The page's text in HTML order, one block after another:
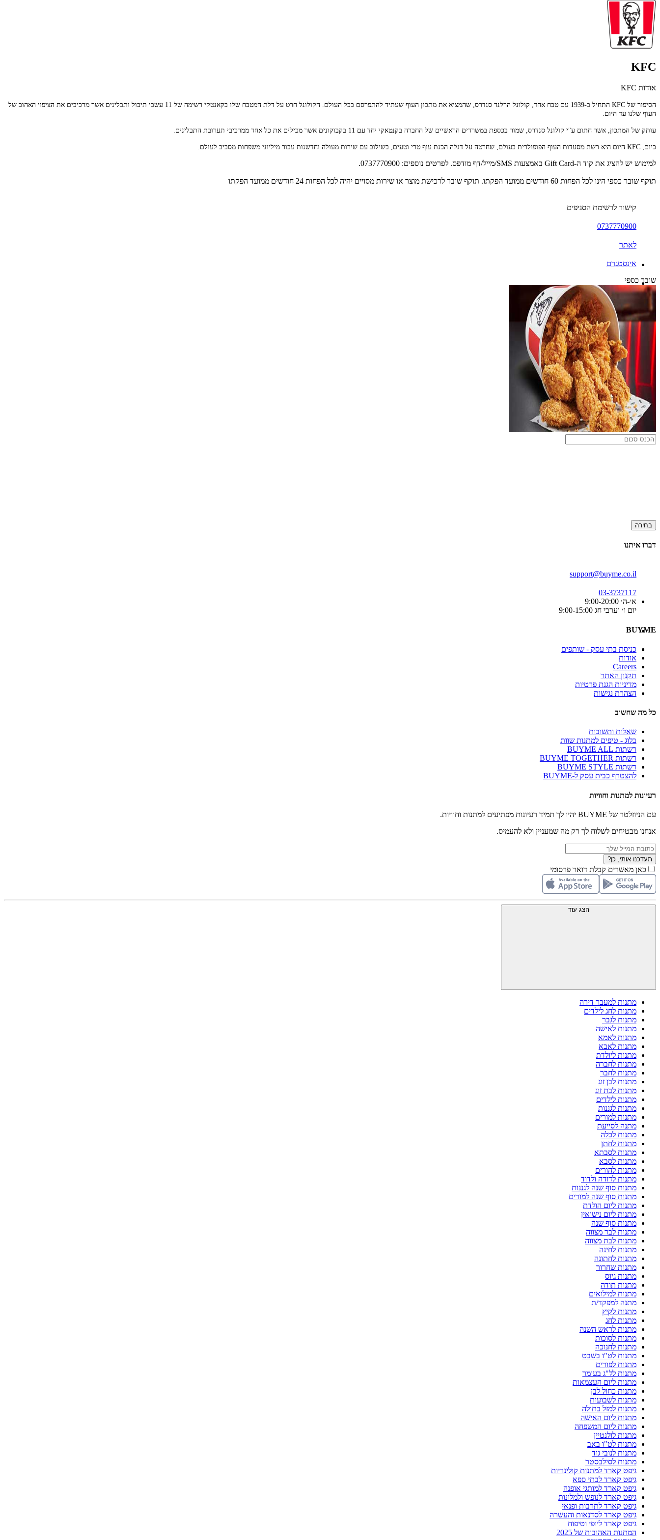
KFC
אודות KFC
הסיפור של KFC התחיל ב-1939 עם טבח אחד, קולונל הרלנד סנדרס, שהמציא את מתכון העוף שעתיד להתפרסם בכל העולם. הקולונל חרט על דלת המטבח שלו בקאנטקי רשימה של 11 עשבי תיבול ותבלינים אשר מרכיבים את הציפוי האהוב של
העוף שלנו עד היום.
עותק של המתכון, אשר חתום ע"י קולונל סנדרס, שמור בכספת במשרדים הראשיים של החברה בקנטאקי יחד עם 11 בקבוקונים אשר מכילים את כל אחד ממרכיבי תערובת התבלינים.
כיום, KFC היום היא רשת מסעדות העוף הפופולרית בעולם, שחרטה על דגלה הכנת עוף טרי וטעים, בשילוב עם שירות מעולה וחדשנות עבור מיליוני משפחות מסביב לעולם.
למימוש יש להציג את קוד ה-Gift Card באמצעות SMS/מייל/דף מודפס. לפרטים נוספים: 0737770900.
תוקף שובר כספי הינו לכל הפחות 60 חודשים ממועד הפקתו. תוקף שובר לרכישת מוצר או שירות מסויים יהיה לכל הפחות 24 חודשים ממועד הפקתו
קישור לרשימת הסניפים
0737770900
לאתר
אינסטגרם
שובר כספי
בחירה
דברו איתנו
support@buyme.co.il
03-3737117
א׳-ה׳ 9:00-20:00
יום ו׳ וערבי חג 9:00-15:00
BUYME
כניסת בתי עסק - שותפים
אודות
Careers
תקנון האתר
מדיניות הגנת פרטיות
הצהרת נגישות
כל מה שחשוב
שאלות ותשובות
בלוג - טיפים למתנות שוות
רשתות BUYME ALL
רשתות BUYME TOGETHER
רשתות BUYME STYLE
להצטרף כבית עסק ל-BUYME
רעיונות למתנות וחוויות
עם הניוזלטר של BUYME יהיו לך תמיד רעיונות מפתיעים למתנות וחוויות.
אנחנו מבטיחים לשלוח לך רק מה שמעניין ולא להעמיס.
תעדכנו אותי, כן?
כאן מאשרים קבלת דואר פרסומי
הצג עוד
מתנות למעבר דירה
מתנות לחג לילדים
מתנות לגבר
מתנות לאישה
מתנות לאמא
מתנות לאבא
מתנות ליולדת
מתנות לחברה
מתנות לחבר
מתנות לבן זוג
מתנות לבת זוג
מתנות לילדים
מתנות לגננות
מתנות למורים
מתנה לסייעת
מתנות לכלה
מתנות לחתן
מתנות לסבתא
מתנות לסבא
מתנות להורים
מתנות לדודה ולדוד
מתנות סוף שנה לגננות
מתנות סוף שנה למורים
מתנות ליום הולדת
מתנות ליום נישואין
מתנות סוף שנה
מתנות לבר מצווה
מתנות לבת מצווה
מתנות לחינה
מתנות לחתונה
מתנות שחרור
מתנות גיוס
מתנות תודה
מתנות למילואים
מתנה למפקד/ת
מתנות לקיץ
מתנות לחג
מתנות לראש השנה
מתנות לסוכות
מתנות לחנוכה
מתנות לט"ו בשבט
מתנות לפורים
מתנות לל"ג בעומר
מתנות ליום העצמאות
מתנות כחול לבן
מתנות לשבועות
מתנות למזל בתולה
מתנות ליום האישה
מתנות ליום המשפחה
מתנות לולנטיין
מתנות לט"ו באב
מתנות לנובי גוד
מתנות לסילבסטר
גיפט קארד למתנות קולינריות
גיפט קארד לבתי ספא
גיפט קארד למותגי אופנה
גיפט קארד לנופש ולמלונות
גיפט קארד לתרבות ופנאי
גיפט קארד לסדנאות והעשרה
גיפט קארד ליופי וטיפוח
המתנות האהובות של 2025